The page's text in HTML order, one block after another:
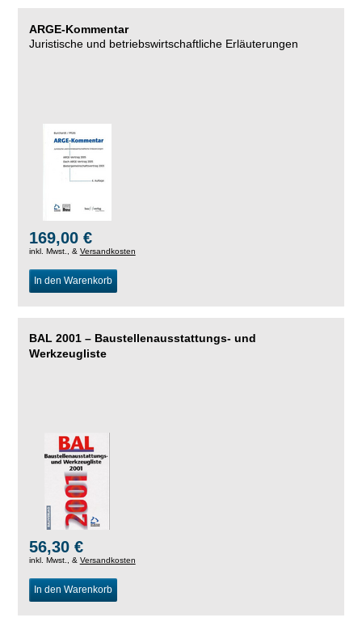
ARGE-Kommentar
Juristische und betriebswirtschaftliche Erläuterungen
169,00 €
inkl. Mwst., & Versandkosten
In den Warenkorb
BAL 2001 – Baustellenausstattungs- und
Werkzeugliste
56,30 €
inkl. Mwst., & Versandkosten
In den Warenkorb